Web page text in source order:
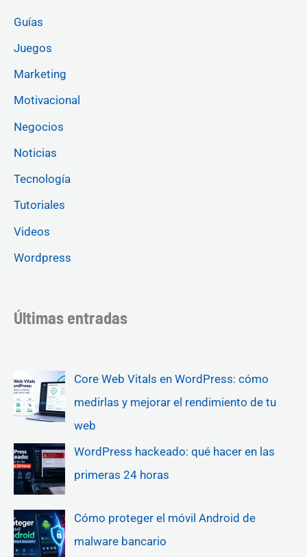
Guías
Juegos
Marketing
Motivacional
Negocios
Noticias
Tecnología
Tutoriales
Videos
Wordpress
Últimas entradas
Core Web Vitals en WordPress: cómo
medirlas y mejorar el rendimiento de tu
web
WordPress hackeado: qué hacer en las
primeras 24 horas
Cómo proteger el móvil Android de
malware bancario